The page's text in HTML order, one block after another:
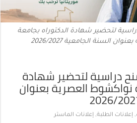
لتحضير شهادة الدكتوراه بجامعة
السنة الجامعية 2026/2027
دراسية لتحضير شهادة
نواكشوط العصرية بعنوان
, إعلانات الطلبة, إعلانات الماستر